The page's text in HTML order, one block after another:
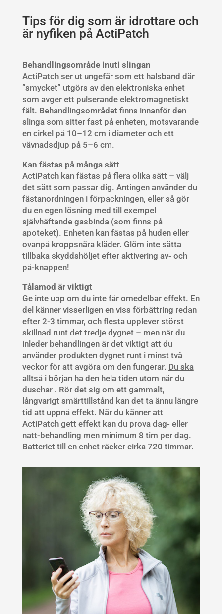
Tips för dig som är idrottare och
är nyfiken på ActiPatch
Behandlingsområde inuti slingan
ActiPatch ser ut ungefär som ett halsband där
”smycket” utgörs av den elektroniska enhet
som avger ett pulserande elektromagnetiskt
fält. Behandlingsområdet finns innanför den
slinga som sitter fast på enheten, motsvarande
en cirkel på 10–12 cm i diameter och ett
vävnadsdjup på 5–6 cm.
Kan fästas på många sätt
ActiPatch kan fästas på flera olika sätt – välj
det sätt som passar dig. Antingen använder du
fästanordningen i förpackningen, eller så gör
du en egen lösning med till exempel
självhäftande gasbinda (som finns på
apoteket). Enheten kan fästas på huden eller
ovanpå kroppsnära kläder. Glöm inte sätta
tillbaka skyddshöljet efter aktivering av- och
på-knappen!
Tålamod är viktigt
Ge inte upp om du inte får omedelbar effekt. En
del känner visserligen en viss förbättring redan
efter 2-3 timmar, och flesta upplever störst
skillnad runt det tredje dygnet – men när du
inleder behandlingen är det viktigt att du
använder produkten dygnet runt i minst två
veckor för att avgöra om den fungerar. Du ska
alltså i början ha den hela tiden utom när du
duschar . Rör det sig om ett gammalt,
långvarigt smärttillstånd kan det ta ännu längre
tid att uppnå effekt. När du känner att
ActiPatch gett effekt kan du prova dag- eller
natt-behandling men minimum 8 tim per dag.
Batteriet till en enhet räcker cirka 720 timmar.